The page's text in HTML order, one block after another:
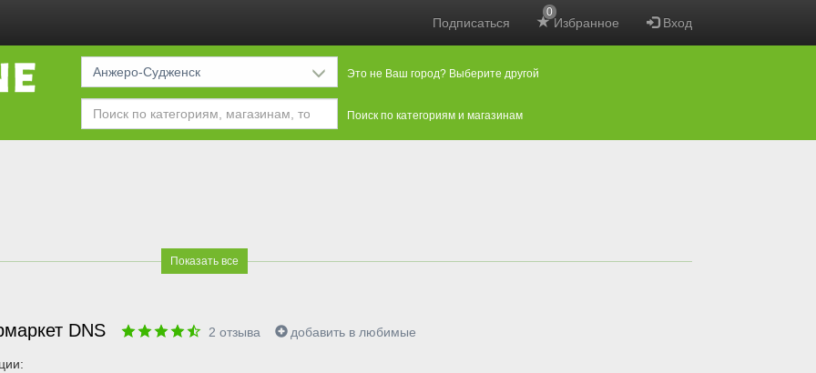
Подписаться Избранное
0
Вход
Анжеро-Судженск Это не Ваш город? Выберите другой
Поиск по категориям и магазинам
Показать все
DNS 2 отзыва добавить в любимые